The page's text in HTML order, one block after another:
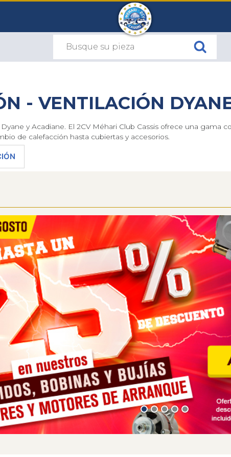
- VENTILACIÓN
y Acadiane. El 2CV Méhari Club Cassis ofrece una
de calefacción hasta cubiertas y accesorios.